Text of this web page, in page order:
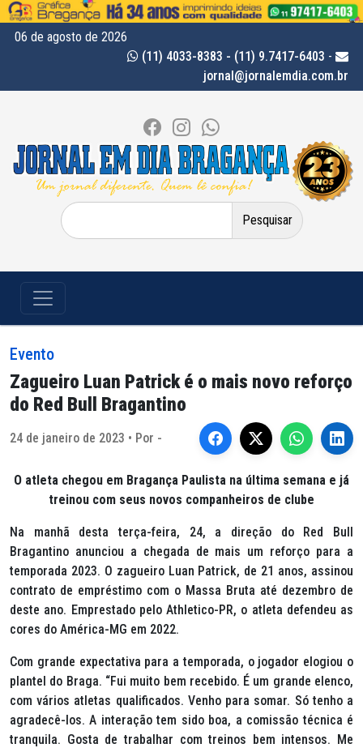
06 de agosto de 2026
(11) 4033-8383 - (11) 9.7417-6403 -
jornal@jornalemdia.com.br
Pesquisar
por:
Evento
Zagueiro Luan Patrick é o mais novo reforço
do Red Bull Bragantino
24 de janeiro de 2023 • Por -
O atleta chegou em Bragança Paulista na última semana e já
treinou com seus novos companheiros de clube
Na manhã desta terça-feira, 24, a direção do Red Bull
Bragantino anunciou a chegada de mais um reforço para a
temporada 2023. O zagueiro Luan Patrick, de 21 anos, assinou
contrato de empréstimo com o Massa Bruta até dezembro de
deste ano. Emprestado pelo Athletico-PR, o atleta defendeu as
cores do América-MG em 2022.
Com grande expectativa para a temporada, o jogador elogiou o
plantel do Braga. “Fui muito bem recebido. É um grande elenco,
com vários atletas qualificados. Venho para somar. Só tenho a
agradecê-los. A interação tem sido boa, a comissão técnica é
tranquila. Gosta de trabalhar com treinos bem intensos. Me